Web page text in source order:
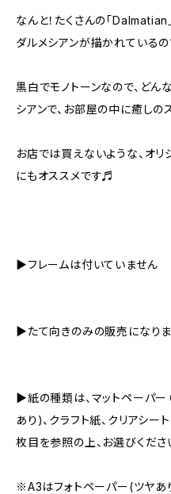
なんと！たくさんの「Dalmatian
ダルメシアンが描かれているの
黒白でモノトーンなので、どん
シアンで、お部屋の中に癒しの
お店では買えないような、オリ
にもオススメです♬
▶︎フレームは付いていません
▶︎たて向きのみの販売になり
▶︎紙の種類は、マットペーパー
あり)、クラフト紙、クリアシ
枚目を参照の上、お選びくださ
※A3はフォトペーパー(ツヤあ